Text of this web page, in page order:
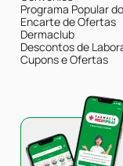
Programa Popular
Encarte de Ofertas
Dermaclub
Descontos de
Cupons e Ofertas